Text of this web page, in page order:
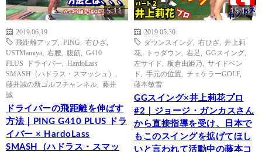
5:11
2019.06.19
飛距離アップ, PING 右ひざ
USTMamiya
右腰 腹筋
G410
PLUS ドライバー
HardoLass
SMASH（ハドラス・スマッシュ）
藤井誠の新ゴルフチャンネル
藤井
誠
ドライバーの飛距離を伸ばす
方法｜PING G410 PLUS ドラ
イバー × HardoLass
SMASH（ハドラス・スマッ
15:13
2019.05.30
ダウンスイング
右ひざ
井上莉
花
トゥダウン 右足 GGスイング
左サイド
板倉由姫乃
サイドベン
ド
手元の位置 チェケラーGOLF,
藤本敏雪
GGスイング×井上莉花プロ
#2｜ジョージ・ガンカスさん
から直接指導を受け、日本で
もこのスイングを拡げてほし
いと言われて活動中の藤本コ